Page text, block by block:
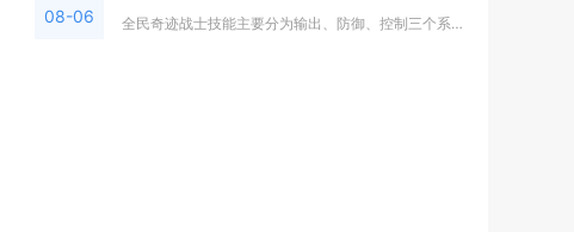
08-06 全民奇迹战士技能主要分为输出、防御、控制三个系别，玩家可以根...